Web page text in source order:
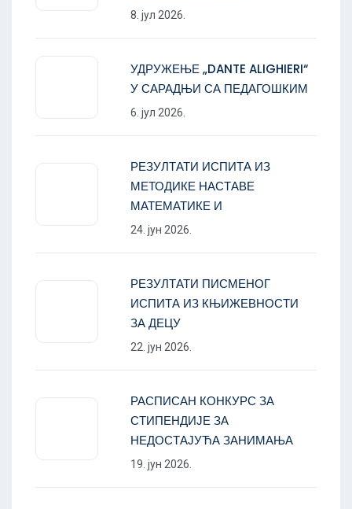
8. јул 2026.
УДРУЖЕЊЕ „DANTE ALIGHIERI“
У САРАДЊИ СА ПЕДАГОШКИМ
6. јул 2026.
РЕЗУЛТАТИ ИСПИТА ИЗ
МЕТОДИКЕ НАСТАВЕ
МАТЕМАТИКЕ И
24. јун 2026.
РЕЗУЛТАТИ ПИСМЕНОГ
ИСПИТА ИЗ КЊИЖЕВНОСТИ
ЗА ДЕЦУ
22. јун 2026.
РАСПИСАН КОНКУРС ЗА
СТИПЕНДИЈЕ ЗА
НЕДОСТАЈУЋА ЗАНИМАЊА
19. јун 2026.